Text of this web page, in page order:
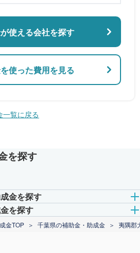
使った費用を見る
使える会社を探す
一覧に戻る
を探す
金を探す
を探す
金TOP 千葉県の補助金・助成金 夷隅郡